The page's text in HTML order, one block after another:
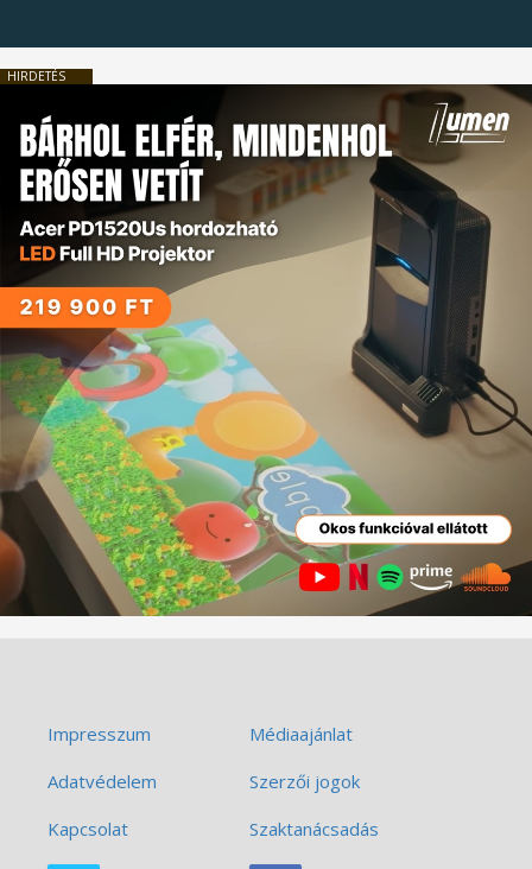
HIRDETÉS
Impresszum
Médiaajánlat
Adatvédelem
Szerzői jogok
Kapcsolat
Szaktanácsadás